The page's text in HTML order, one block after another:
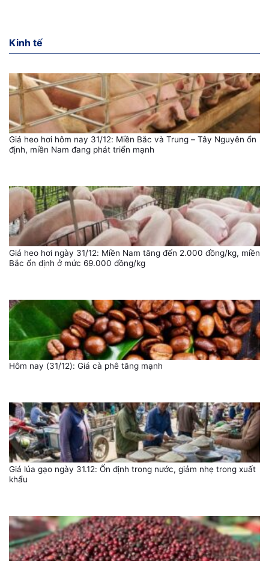
Kinh tế
Giá heo hơi hôm nay 31/12: Miền Bắc và Trung – Tây Nguyên ổn
định, miền Nam đang phát triển mạnh
Giá heo hơi ngày 31/12: Miền Nam tăng đến 2.000 đồng/kg, miền
Bắc ổn định ở mức 69.000 đồng/kg
Hôm nay (31/12): Giá cà phê tăng mạnh
Giá lúa gạo ngày 31.12: Ổn định trong nước, giảm nhẹ trong xuất
khẩu